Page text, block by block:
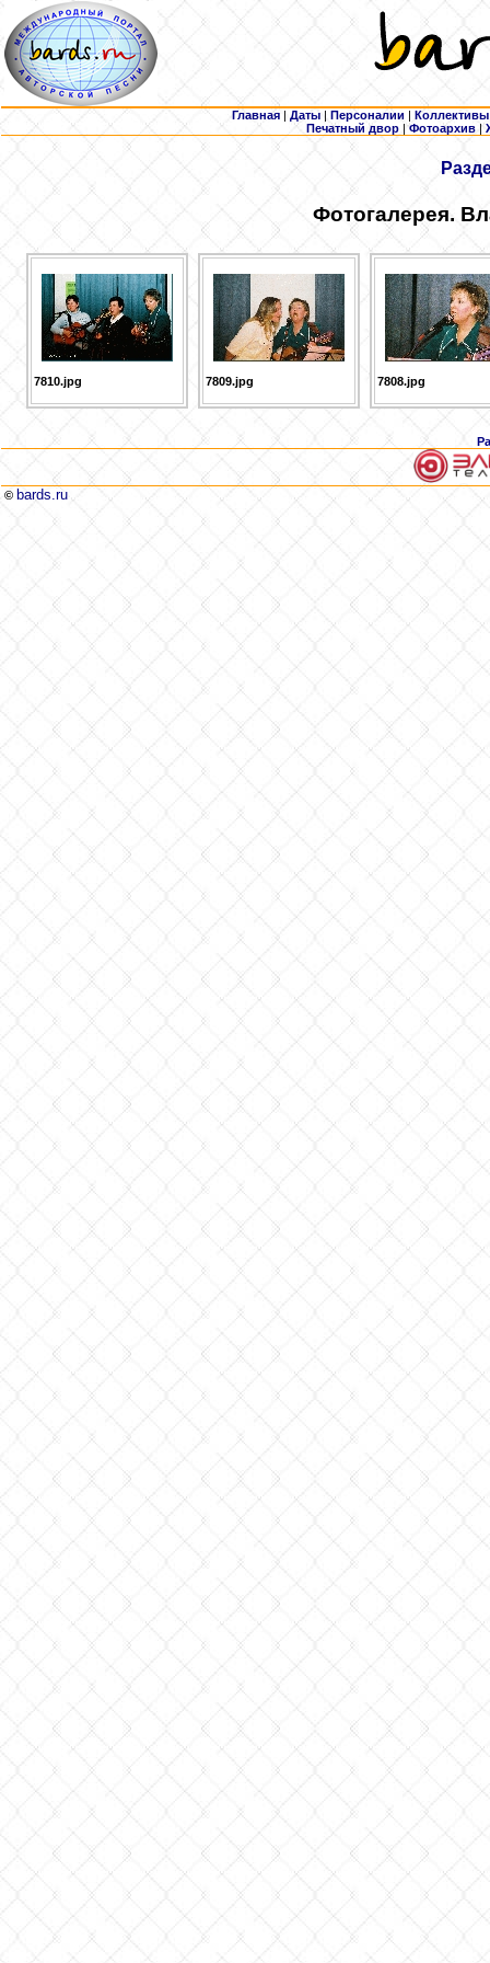
Главная | Даты | Персоналии | Коллективы
Печатный двор |Фотоархив |
Фотогалерея.
7810.jpg 7809.jpg 7808.jpg
© bards.ru